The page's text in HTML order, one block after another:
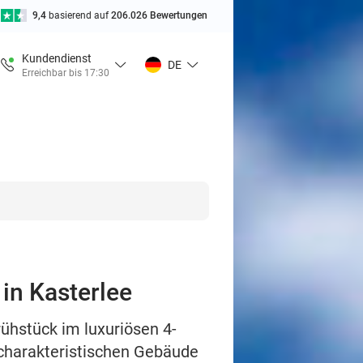
9,4 basierend auf206.026 Bewertungen
Kundendienst
Erreichbar bis 17:30
DE
Kasterlee
im luxuriösen 4-
Gebäude